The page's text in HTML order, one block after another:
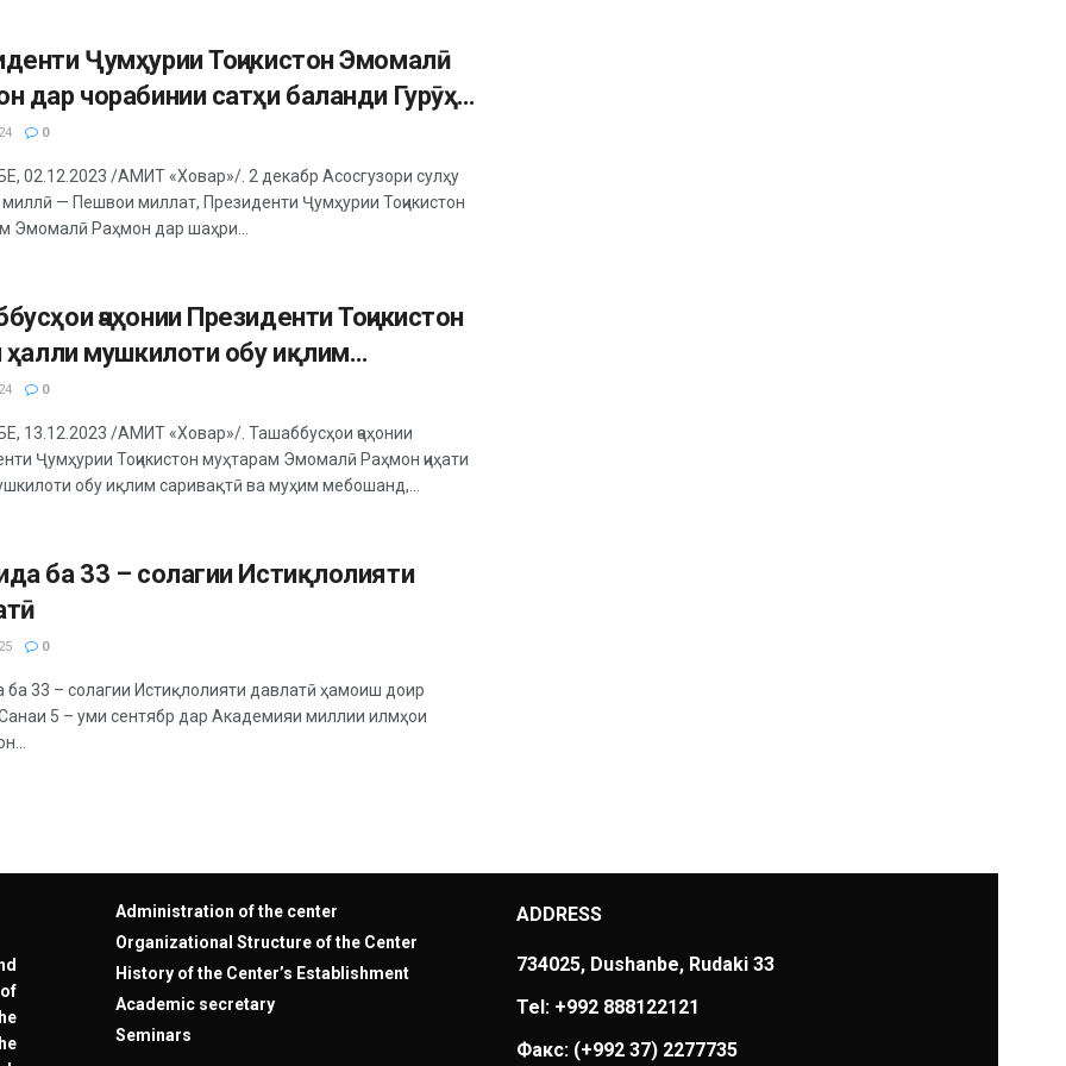
Ҷумҳурии Тоҷикистон Эмомалӣ
дар чорабинии сатҳи баланди Гурӯҳи
рӯ ба тараққии маҳсур дар хушкӣ
ва суханронӣ намуданд
0
02.12.2023 /АМИТ «Ховар»/. 2 декабр Асосгузори сулҳу
— Пешвои миллат, Президенти Ҷумҳурии Тоҷикистон
Эмомалӣ Раҳмон дар шаҳри...
ҷаҳонии Президенти Тоҷикистон
ҳалли мушкилоти обу иқлим
ва муҳим мебошанд
0
13.12.2023 /АМИТ «Ховар»/. Ташаббусҳои ҷаҳонии
Ҷумҳурии Тоҷикистон муҳтарам Эмомалӣ Раҳмон ҷиҳати
обу иқлим саривақтӣ ва муҳим мебошанд,...
ба 33 – солагии Истиқлолияти
0
ба 33 – солагии Истиқлолияти давлатӣ ҳамоиш доир
5 – уми сентябр дар Академияи миллии илмҳои
Administration of the center
Organizational Structure of the Center
History of the Center’s Establishment
Academic secretary
Seminars
ADDRESS
734025, Dushanbe, Rudaki 33
Tel: +992 888122121
Факс: (+992 37) 2277735